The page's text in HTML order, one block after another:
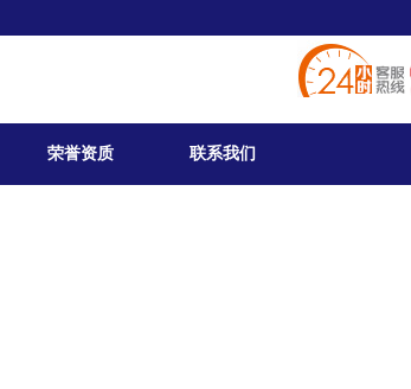
荣誉资质 联系我们